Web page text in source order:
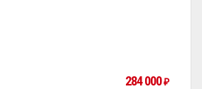
284 000 ₽